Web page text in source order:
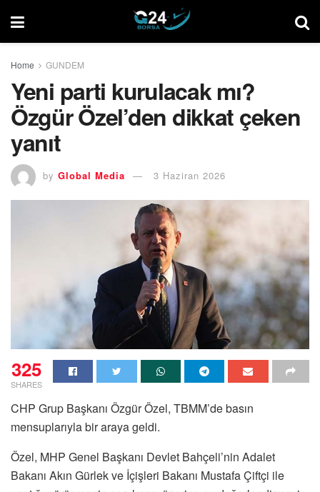
Home GUNDEM
Yeni parti kurulacak mı?
Özgür Özel’den dikkat çeken
yanıt
by Global Media 3 Haziran 2026
325
SHARES
CHP Grup Başkanı Özgür Özel, TBMM’de basın
mensuplarıyla bir araya geldi.
Özel, MHP Genel Başkanı Devlet Bahçeli’nin Adalet
Bakanı Akın Gürlek ve İçişleri Bakanı Mustafa Çiftçi ile